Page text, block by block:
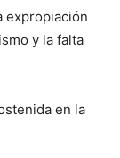
expropiación
y la falta
en la